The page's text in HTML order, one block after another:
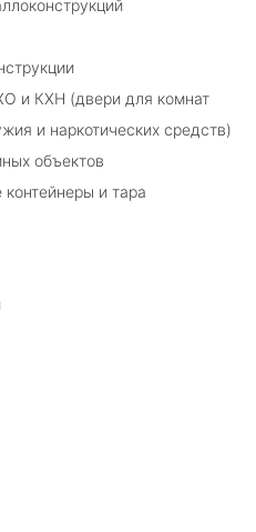
и КХН (двери для комнат
и наркотических средств)
объектов
и тара